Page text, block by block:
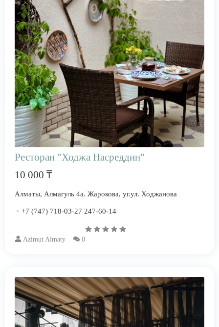
Ресторан "Ходжа Насреддин"
10 000 ₸
Алматы, Алмагуль 4а. Жарокова, уг.ул. Ходжанова
+7 (747) 718-03-27 247-60-14
Azimut Almaty 0